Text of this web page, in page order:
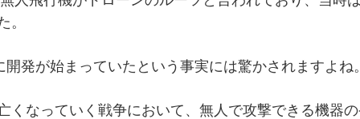
。
発が始まっていたという事実には驚かされますよね
くなっていく戦争において、無人で攻撃できる機器